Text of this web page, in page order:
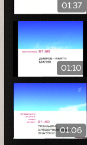
01:37
01:10
01:06